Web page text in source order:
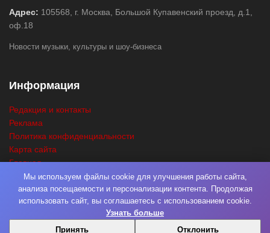
Адрес: 105568, г. Москва, Большой Купавенский проезд, д.1,
оф.18
Новости музыки, культуры и шоу-бизнеса
Информация
Редакция и контакты
Реклама
Политика конфиденциальности
Карта сайта
Главная
Поиск
© 2026Нота Миру. РазработкаФабрика Медиа Мьюзик. Все права
Мы используем файлы cookie для улучшения работы сайта,
анализа посещаемости и персонализации контента. Продолжая
использовать сайт, вы соглашаетесь с использованием cookie.
Узнать больше
Принять
Отклонить